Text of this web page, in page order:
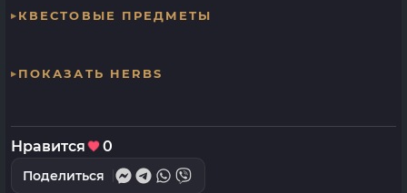
КВЕСТОВЫЕ ПРЕДМЕТЫ
ПОКАЗАТЬ HERBS
Нравится 0
Поделиться